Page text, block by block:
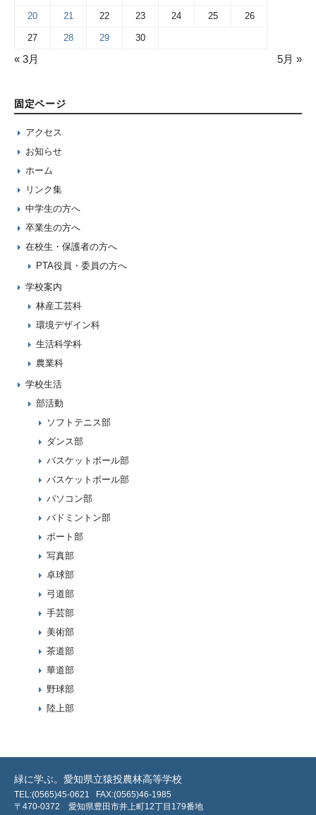
20 21 22 23 24 25 26
27 28 29 30
« 3月 5月 »
固定ページ
アクセス
お知らせ
ホーム
リンク集
中学生の方へ
卒業生の方へ
在校生・保護者の方へ
PTA役員・委員の方へ
学校案内
林産工芸科
環境デザイン科
生活科学科
農業科
学校生活
部活動
ソフトテニス部
ダンス部
バスケットボール部
バスケットボール部
パソコン部
バドミントン部
ボート部
写真部
卓球部
弓道部
手芸部
美術部
茶道部
華道部
野球部
陸上部
緑に学ぶ。愛知県立猿投農林高等学校
TEL:(0565)45-0621
FAX:(0565)46-1985
〒470-0372 愛知県豊田市井上町12丁目179番地